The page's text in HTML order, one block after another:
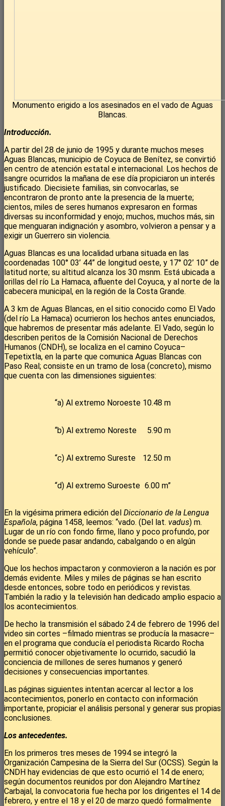
Monumento erigido a los asesinados en el vado de Aguas
Blancas.
Introducción.
A partir del 28 de junio de 1995 y durante muchos meses
Aguas Blancas, municipio de Coyuca de Benítez, se convirtió
en centro de atención estatal e internacional. Los hechos de
sangre ocurridos la mañana de ese día propiciaron un interés
justificado. Diecisiete familias, sin convocarlas, se
encontraron de pronto ante la presencia de la muerte;
cientos, miles de seres humanos expresaron en formas
diversas su inconformidad y enojo; muchos, muchos más, sin
que menguaran indignación y asombro, volvieron a pensar y a
exigir un Guerrero sin violencia.
Aguas Blancas es una localidad urbana situada en las
coordenadas 100° 03’ 44” de longitud oeste, y 17° 02’ 10” de
latitud norte; su altitud alcanza los 30 msnm. Está ubicada a
orillas del río La Hamaca, afluente del Coyuca, y al norte de la
cabecera municipal, en la región de la Costa Grande.
A 3 km de Aguas Blancas, en el sitio conocido como El Vado
(del río La Hamaca) ocurrieron los hechos antes enunciados,
que habremos de presentar más adelante. El Vado, según lo
describen peritos de la Comisión Nacional de Derechos
Humanos (CNDH), se localiza en el camino Coyuca–
Tepetixtla, en la parte que comunica Aguas Blancas con
Paso Real; consiste en un tramo de losa (concreto), mismo
que cuenta con las dimensiones siguientes:
“a) Al extremo Noroeste 10.48 m
“b) Al extremo Noreste 5.90 m
“c) Al extremo Sureste 12.50 m
“d) Al extremo Suroeste 6.00 m”
En la vigésima primera edición del Diccionario de la Lengua
Española, página 1458, leemos: “vado. (Del lat. vadus) m.
Lugar de un río con fondo firme, llano y poco profundo, por
donde se puede pasar andando, cabalgando o en algún
vehículo”.
Que los hechos impactaron y conmovieron a la nación es por
demás evidente. Miles y miles de páginas se han escrito
desde entonces, sobre todo en periódicos y revistas.
También la radio y la televisión han dedicado amplio espacio a
los acontecimientos.
De hecho la transmisión el sábado 24 de febrero de 1996 del
video sin cortes –filmado mientras se producía la masacre–
en el programa que conducía el periodista Ricardo Rocha
permitió conocer objetivamente lo ocurrido, sacudió la
conciencia de millones de seres humanos y generó
decisiones y consecuencias importantes.
Las páginas siguientes intentan acercar al lector a los
acontecimientos, ponerlo en contacto con información
importante, propiciar el análisis personal y generar sus propias
conclusiones.
Los antecedentes.
En los primeros tres meses de 1994 se integró la
Organización Campesina de la Sierra del Sur (OCSS). Según la
CNDH hay evidencias de que esto ocurrió el 14 de enero;
según documentos reunidos por don Alejandro Martínez
Carbajal, la convocatoria fue hecha por los dirigentes el 14 de
febrero, y entre el 18 y el 20 de marzo quedó formalmente